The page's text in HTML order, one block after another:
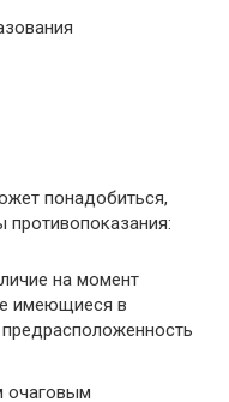
понадобиться,
противопоказания:
на момент
имеющиеся в
очаговым